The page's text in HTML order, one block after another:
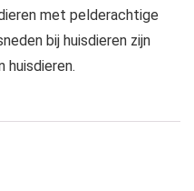
met pelderachtige
bij huisdieren zijn
huisdieren.